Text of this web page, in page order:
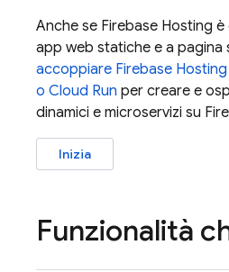
Anche se Firebase Hosting è
app web statiche e a pagina
accoppiare Firebase Hosting
o Cloud Run per creare e
dinamici e microservizi su
Inizia
Funzionalità